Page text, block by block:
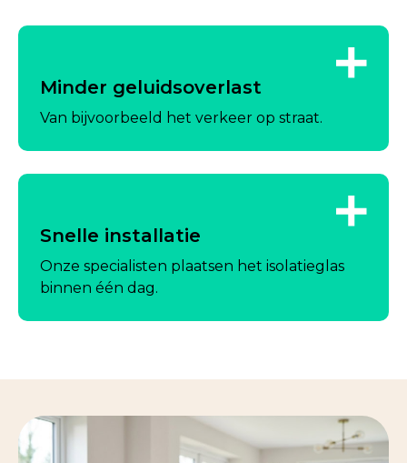
Minder geluidsoverlast
Van bijvoorbeeld het verkeer op straat.
Snelle installatie
Onze specialisten plaatsen het isolatieglas
binnen één dag.